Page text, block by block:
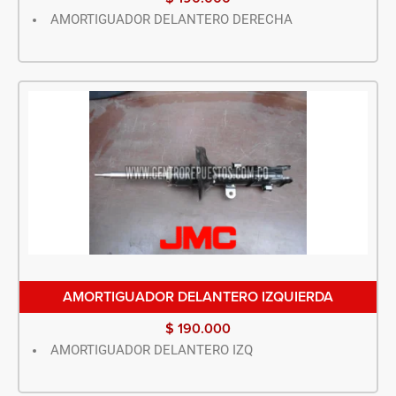
AMORTIGUADOR DELANTERO DERECHA
AMORTIGUADOR DELANTERO IZQUIERDA
$ 190.000
AMORTIGUADOR DELANTERO IZQ